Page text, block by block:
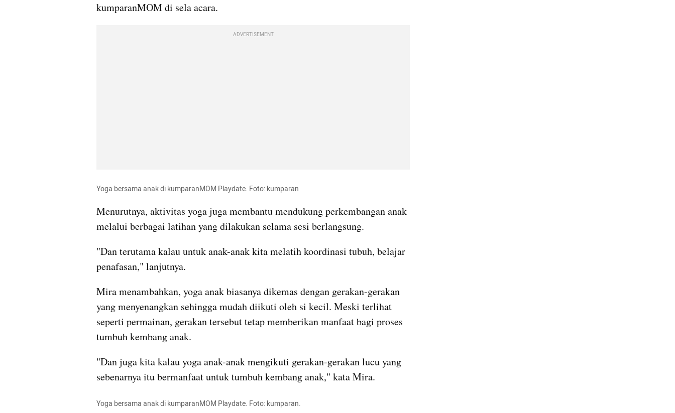
kumparanMOM di sela acara.
ADVERTISEMENT
Yoga bersama anak di kumparanMOM Playdate. Foto: kumparan
Menurutnya, aktivitas yoga juga membantu mendukung perkembangan anak
melalui berbagai latihan yang dilakukan selama sesi berlangsung.
"Dan terutama kalau untuk anak-anak kita melatih koordinasi tubuh, belajar
penafasan," lanjutnya.
Mira menambahkan, yoga anak biasanya dikemas dengan gerakan-gerakan
yang menyenangkan sehingga mudah diikuti oleh si kecil. Meski terlihat
seperti permainan, gerakan tersebut tetap memberikan manfaat bagi proses
tumbuh kembang anak.
"Dan juga kita kalau yoga anak-anak mengikuti gerakan-gerakan lucu yang
sebenarnya itu bermanfaat untuk tumbuh kembang anak," kata Mira.
Yoga bersama anak di kumparanMOM Playdate. Foto: kumparan.